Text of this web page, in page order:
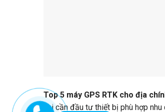
Top 5 máy GPS RTK cho địa
khi cần đầu tư thiết bị phù hợp